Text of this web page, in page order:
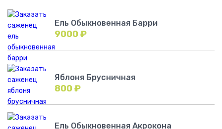
Ель Обыкновенная Барри
9000₽
Яблоня Брусничная
800₽
Ель Обыкновенная Акрокона